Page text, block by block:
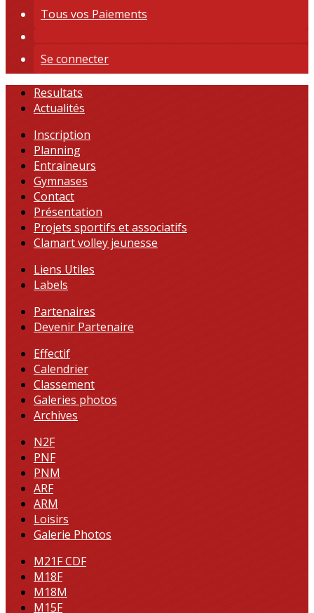
Tous vos Paiements
Se connecter
Resultats
Actualités
Inscription
Planning
Entraineurs
Gymnases
Contact
Présentation
Projets sportifs et associatifs
Clamart volley jeunesse
Liens Utiles
Labels
Partenaires
Devenir Partenaire
Effectif
Calendrier
Classement
Galeries photos
Archives
N2F
PNF
PNM
ARF
ARM
Loisirs
Galerie Photos
M21F CDF
M18F
M18M
M15F